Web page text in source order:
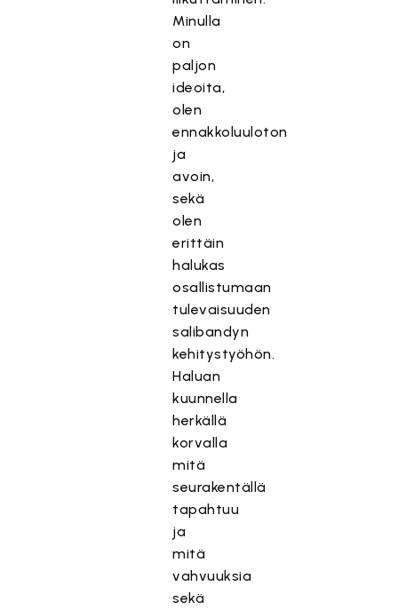
Minulla
on
paljon
ideoita,
olen
ennakkoluuloton
ja
avoin,
sekä
olen
erittäin
halukas
osallistumaan
tulevaisuuden
salibandyn
kehitystyöhön.
Haluan
kuunnella
herkällä
korvalla
mitä
seurakentällä
tapahtuu
ja
mitä
vahvuuksia
sekä